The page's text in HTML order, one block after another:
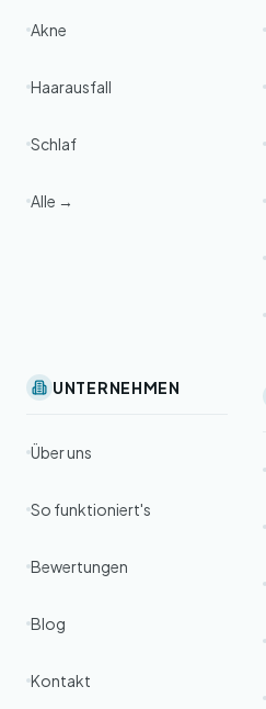
Akne
Haarausfall
Schlaf
Alle →
UNTERNEHMEN
Über uns
So funktioniert's
Bewertungen
Blog
Kontakt